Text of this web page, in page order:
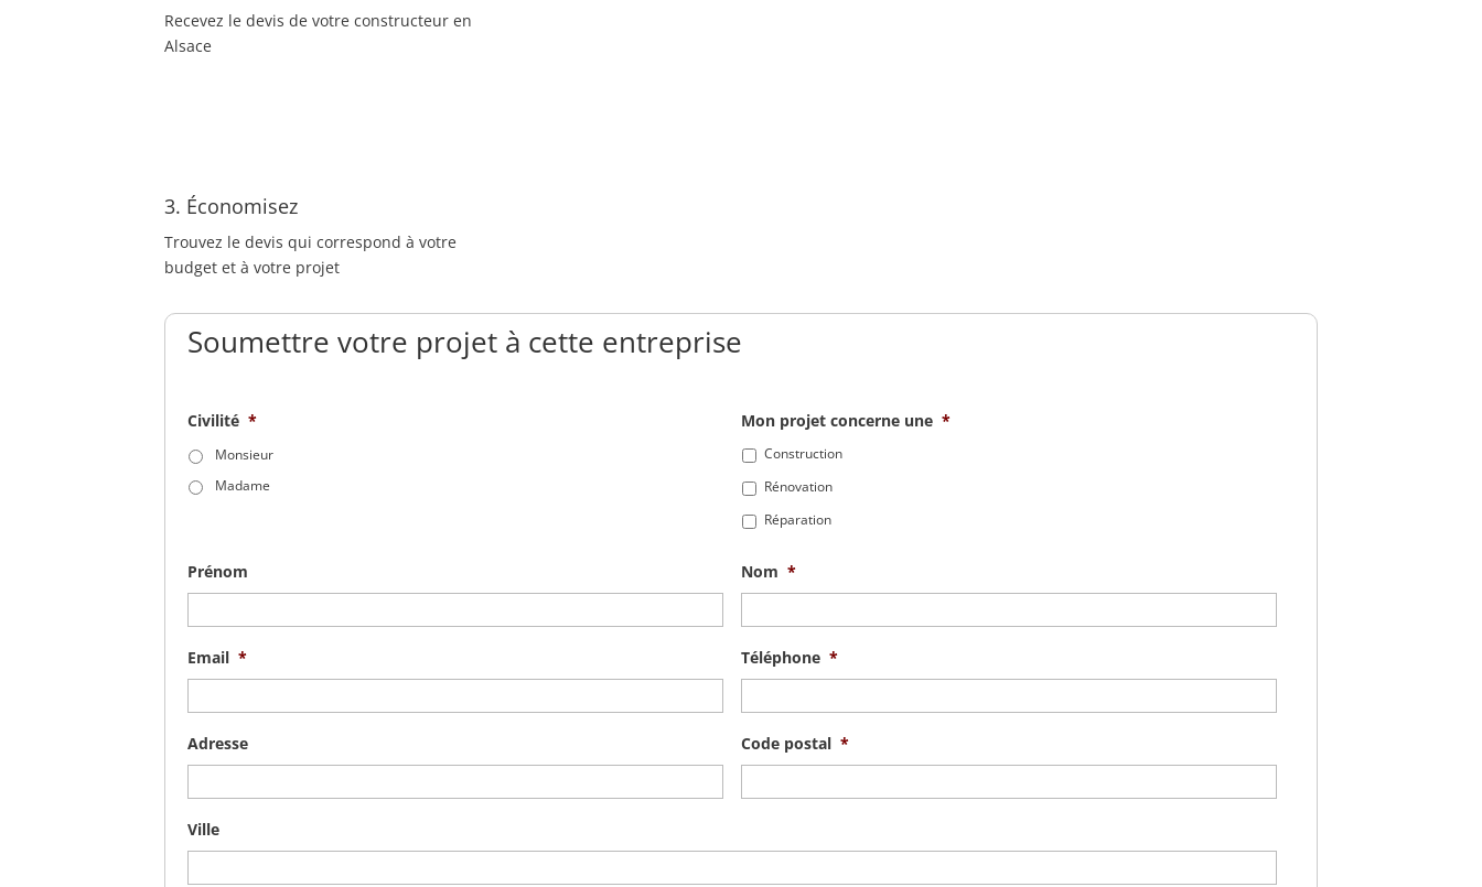
Recevez le devis de votre constructeur en
Alsace
3. Économisez
Trouvez le devis qui correspond à votre
budget et à votre projet
Soumettre votre projet à cette entreprise
Civilité *
Monsieur
Madame
Mon projet concerne une *
Construction
Rénovation
Réparation
Prénom Nom *
Email * Téléphone *
Adresse Code postal *
Ville